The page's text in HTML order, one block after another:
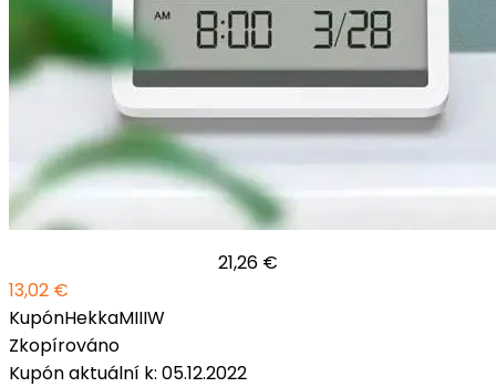
21,26 €
13,02 €
KupónHekkaMIIIW
Zkopírováno
Kupón aktuální k: 05.12.2022